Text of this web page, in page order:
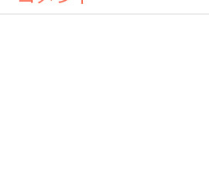
コメント